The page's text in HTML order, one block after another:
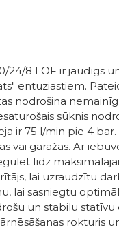
24/8 I OF ir jaudīgs
entuziastiem.
nodrošina
sūknis
ir 75 l/min pie 4
vai garāžās. Ar
līdz
lai uzraudzītu
lai sasniegtu
un stabilu statīvu
rokturis